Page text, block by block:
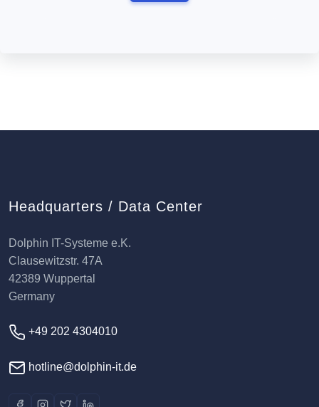
Headquarters / Data Center
Dolphin IT-Systeme e.K.
Clausewitzstr. 47A
42389 Wuppertal
Germany
+49 202 4304010
hotline@dolphin-it.de